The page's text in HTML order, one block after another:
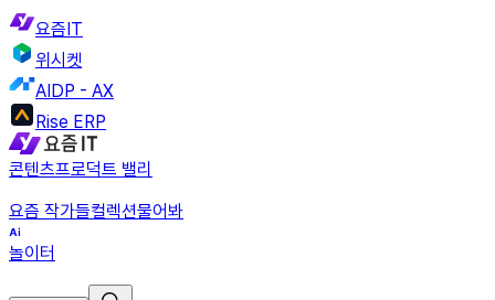
요즘IT
위시켓
AIDP - AX
Rise ERP
콘텐츠프로덕트 밸리
요즘 작가들컬렉션물어봐
놀이터